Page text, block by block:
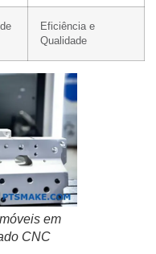
Eficiência e
Qualidade
em
CNC